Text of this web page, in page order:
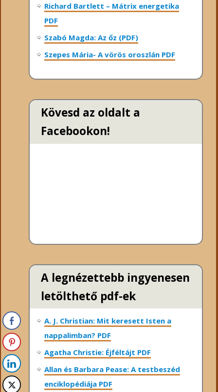
Richard Bartlett – Mátrix energetika
PDF
Szabó Magda: Az őz (PDF)
Szepes Mária- A vörös oroszlán PDF
Kövesd az oldalt a
Facebookon!
A legnézettebb ingyenesen
letölthető pdf-ek
A. J. Christian: Mit keresett Isten a
nappalimban? PDF
Agatha Christie: Éjféltájt PDF
Allan és Barbara Pease: A testbeszéd
enciklopédiája PDF